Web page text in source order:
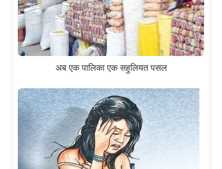
अब एक पालिका एक सहुलियत पसल